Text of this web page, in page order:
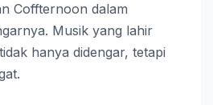
Coffternoon dalam
Musik yang lahir
hanya didengar, tetapi